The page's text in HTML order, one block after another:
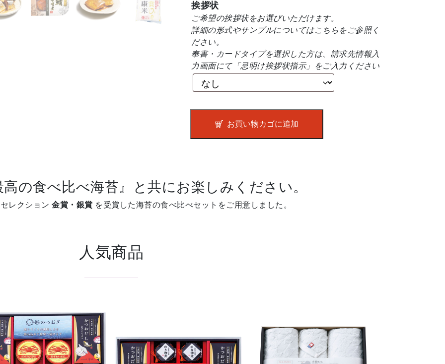
挨拶状
ご希望の挨拶状をお選びいただけます。
詳細の形式やサンプルについてはこちら をご参照く
ださい。
奉書・カードタイプを選択した方は、請求先情報入
力画面にて「忌明け挨拶状指示」をご入力ください
賞
食
べ
く
ら
べ
苔
重
個
お買い物カゴに追加
高の食べ比べ海苔』と共にお楽しみください。
レクション 金賞・銀賞 を受賞した海苔の食べ比べセットをご用意しました。
人気商品